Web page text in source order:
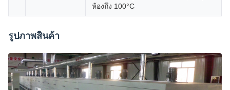
ห้องถึง 100°C
รูปภาพสินค้า